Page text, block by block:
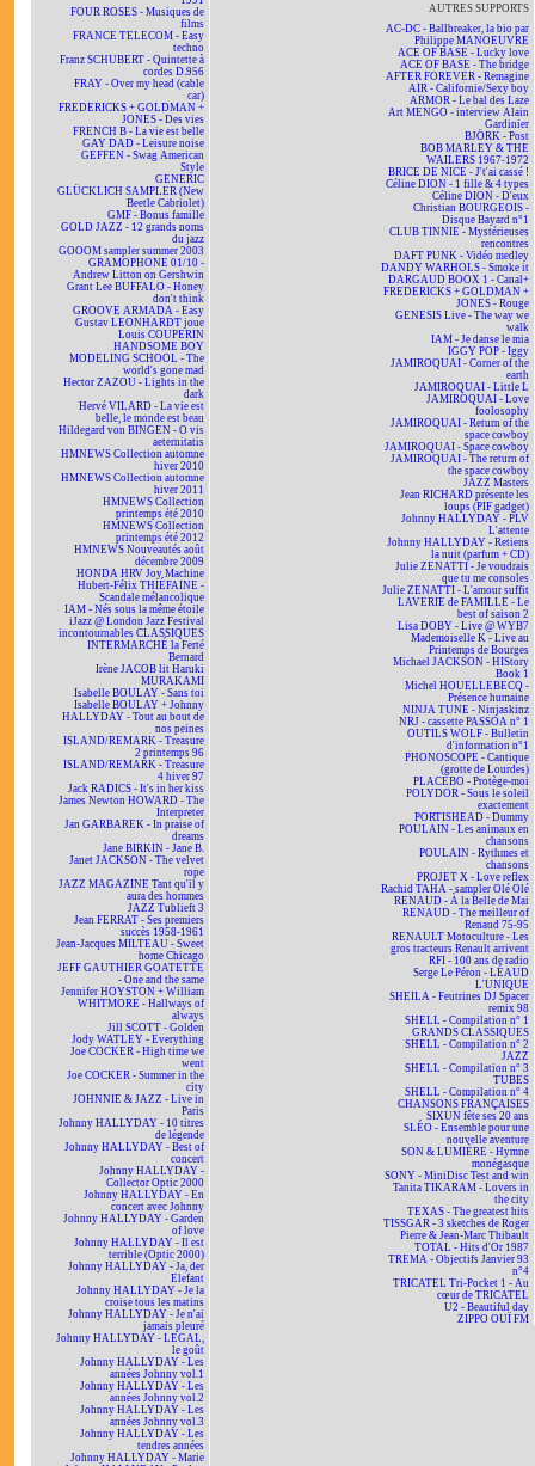
FOUR ROSES - Musiques de
films
FRANCE TELECOM - Easy
techno
Franz SCHUBERT - Quintette à
cordes D.956
FRAY - Over my head (cable
car)
FREDERICKS + GOLDMAN +
JONES - Des vies
FRENCH B - La vie est belle
GAY DAD - Leisure noise
GEFFEN - Swag American
Style
GENERIC
GLÜCKLICH SAMPLER (New
Beetle Cabriolet)
GMF - Bonus famille
GOLD JAZZ - 12 grands noms
du jazz
GOOOM sampler summer 2003
GRAMOPHONE 01/10 -
Andrew Litton on Gershwin
Grant Lee BUFFALO - Honey
don't think
GROOVE ARMADA - Easy
Gustav LEONHARDT joue
Louis COUPERIN
HANDSOME BOY
MODELING SCHOOL - The
world's gone mad
Hector ZAZOU - Lights in the
dark
Hervé VILARD - La vie est
belle, le monde est beau
Hildegard von BINGEN - O vis
aeternitatis
HMNEWS Collection automne
hiver 2010
HMNEWS Collection automne
hiver 2011
HMNEWS Collection
printemps été 2010
HMNEWS Collection
printemps été 2012
HMNEWS Nouveautés août
décembre 2009
HONDA HRV Joy Machine
Hubert-Félix THIÉFAINE -
Scandale mélancolique
IAM - Nés sous la même étoile
iJazz @ London Jazz Festival
incontournables CLASSIQUES
INTERMARCHÉ la Ferté
Bernard
Irène JACOB lit Haruki
MURAKAMI
Isabelle BOULAY - Sans toi
Isabelle BOULAY + Johnny
HALLYDAY - Tout au bout de
nos peines
ISLAND/REMARK - Treasure
2 printemps 96
ISLAND/REMARK - Treasure
4 hiver 97
Jack RADICS - It's in her kiss
James Newton HOWARD - The
Interpreter
Jan GARBAREK - In praise of
dreams
Jane BIRKIN - Jane B.
Janet JACKSON - The velvet
rope
JAZZ MAGAZINE Tant qu'il y
aura des hommes
JAZZ Tublieft 3
Jean FERRAT - Ses premiers
succès 1958-1961
Jean-Jacques MILTEAU - Sweet
home Chicago
JEFF GAUTHIER GOATETTE
- One and the same
Jennifer HOYSTON + William
WHITMORE - Hallways of
always
Jill SCOTT - Golden
Jody WATLEY - Everything
Joe COCKER - High time we
went
Joe COCKER - Summer in the
city
JOHNNIE & JAZZ - Live in
Paris
Johnny HALLYDAY - 10 titres
de légende
Johnny HALLYDAY - Best of
concert
Johnny HALLYDAY -
Collector Optic 2000
Johnny HALLYDAY - En
concert avec Johnny
Johnny HALLYDAY - Garden
of love
Johnny HALLYDAY - Il est
terrible (Optic 2000)
Johnny HALLYDAY - Ja, der
Elefant
Johnny HALLYDAY - Je la
croise tous les matins
Johnny HALLYDAY - Je n'ai
jamais pleuré
Johnny HALLYDAY - LEGAL,
le goût
Johnny HALLYDAY - Les
années Johnny vol.1
Johnny HALLYDAY - Les
années Johnny vol.2
Johnny HALLYDAY - Les
années Johnny vol.3
Johnny HALLYDAY - Les
tendres années
Johnny HALLYDAY - Marie
AUTRES SUPPORTS
AC-DC - Ballbreaker, la bio par
Philippe MANOEUVRE
ACE OF BASE - Lucky love
ACE OF BASE - The bridge
AFTER FOREVER - Remagine
AIR - Californie/Sexy boy
ARMOR - Le bal des Laze
Art MENGO - interview Alain
Gardinier
BJÖRK - Post
BOB MARLEY & THE
WAILERS 1967-1972
BRICE DE NICE - J't'ai cassé !
Céline DION - 1 fille & 4 types
Céline DION - D'eux
Christian BOURGEOIS -
Disque Bayard n°1
CLUB TINNIE - Mystérieuses
rencontres
DAFT PUNK - Vidéo medley
DANDY WARHOLS - Smoke it
DARGAUD BOOX 1 - Canal+
FREDERICKS + GOLDMAN +
JONES - Rouge
GENESIS Live - The way we
walk
IAM - Je danse le mia
IGGY POP - Iggy
JAMIROQUAI - Corner of the
earth
JAMIROQUAI - Little L
JAMIROQUAI - Love
foolosophy
JAMIROQUAI - Return of the
space cowboy
JAMIROQUAI - Space cowboy
JAMIROQUAI - The return of
the space cowboy
JAZZ Masters
Jean RICHARD présente les
loups (PIF gadget)
Johnny HALLYDAY - PLV
L'attente
Johnny HALLYDAY - Retiens
la nuit (parfum + CD)
Julie ZENATTI - Je voudrais
que tu me consoles
Julie ZENATTI - L'amour suffit
LAVERIE de FAMILLE - Le
best of saison 2
Lisa DOBY - Live @ WYB7
Mademoiselle K - Live au
Printemps de Bourges
Michael JACKSON - HIStory
Book 1
Michel HOUELLEBECQ -
Présence humaine
NINJA TUNE - Ninjaskinz
NRJ - cassette PASSOA n° 1
OUTILS WOLF - Bulletin
d'information n°1
PHONOSCOPE - Cantique
(grotte de Lourdes)
PLACEBO - Protège-moi
POLYDOR - Sous le soleil
exactement
PORTISHEAD - Dummy
POULAIN - Les animaux en
chansons
POULAIN - Rythmes et
chansons
PROJET X - Love reflex
Rachid TAHA - sampler Olé Olé
RENAUD - À la Belle de Mai
RENAUD - The meilleur of
Renaud 75-95
RENAULT Motoculture - Les
gros tracteurs Renault arrivent
RFI - 100 ans de radio
Serge Le Péron - LÉAUD
L'UNIQUE
SHEILA - Feutrines DJ Spacer
remix 98
SHELL - Compilation n° 1
GRANDS CLASSIQUES
SHELL - Compilation n° 2
JAZZ
SHELL - Compilation n° 3
TUBES
SHELL - Compilation n° 4
CHANSONS FRANÇAISES
SIXUN fête ses 20 ans
SLÉO - Ensemble pour une
nouvelle aventure
SON & LUMIÈRE - Hymne
monégasque
SONY - MiniDisc Test and win
Tanita TIKARAM - Lovers in
the city
TEXAS - The greatest hits
TISSGAR - 3 sketches de Roger
Pierre & Jean-Marc Thibault
TOTAL - Hits d'Or 1987
TREMA - Objectifs Janvier 93
n°4
TRICATEL Tri-Pocket 1 - Au
cœur de TRICATEL
U2 - Beautiful day
ZIPPO OUÏ FM